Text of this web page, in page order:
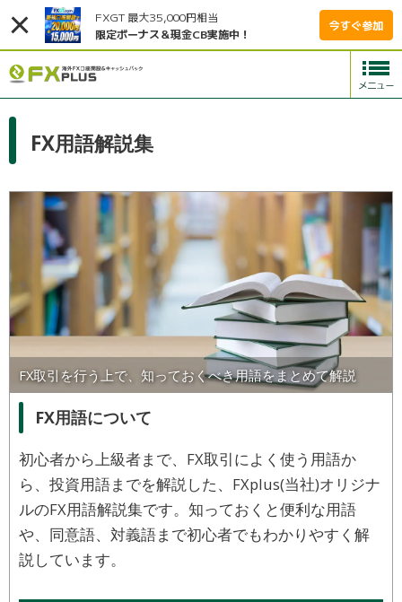
FXGT 最大35,000円相当
限定ボーナス＆現金CB実施中！
今すぐ参加
FX用語解説集
FX取引を行う上で、知っておくべき用語をまとめて解説
FX用語について
初心者から上級者まで、FX取引によく使う用語か
ら、投資用語までを解説した、FXplus(当社)オリジナ
ルのFX用語解説集です。知っておくと便利な用語
や、同意語、対義語まで初心者でもわかりやすく解
説しています。